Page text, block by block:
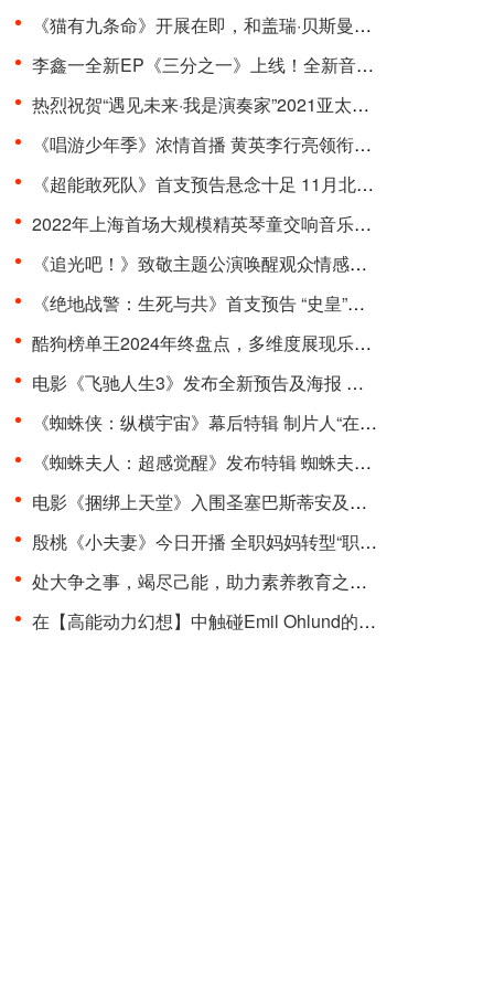
《猫有九条命》开展在即，和盖瑞·贝斯曼一起进入奇···
李鑫一全新EP《三分之一》上线！全新音乐曲风，寻求···
热烈祝贺“遇见未来·我是演奏家”2021亚太国际器乐···
《唱游少年季》浓情首播 黄英李行亮领衔开启“印象式···
《超能敢死队》首支预告悬念十足 11月北美上映引期待···
2022年上海首场大规模精英琴童交响音乐会在东方艺术···
《追光吧！》致敬主题公演唤醒观众情感共鸣 杨和苏周···
《绝地战警：生死与共》首支预告 “史皇”回归破解···
酷狗榜单王2024年终盘点，多维度展现乐坛流行趋势
电影《飞驰人生3》发布全新预告及海报 沈腾组队豪华···
《蜘蛛侠：纵横宇宙》幕后特辑 制片人“在动画里一切···
《蜘蛛夫人：超感觉醒》发布特辑 蜘蛛夫人上演满级预···
电影《捆绑上天堂》入围圣塞巴斯蒂安及多伦多两大国···
殷桃《小夫妻》今日开播 全职妈妈转型“职场超人”品···
处大争之事，竭尽己能，助力素养教育之变革 “聚光少···
在【高能动力幻想】中触碰Emil Ohlund的电子记忆